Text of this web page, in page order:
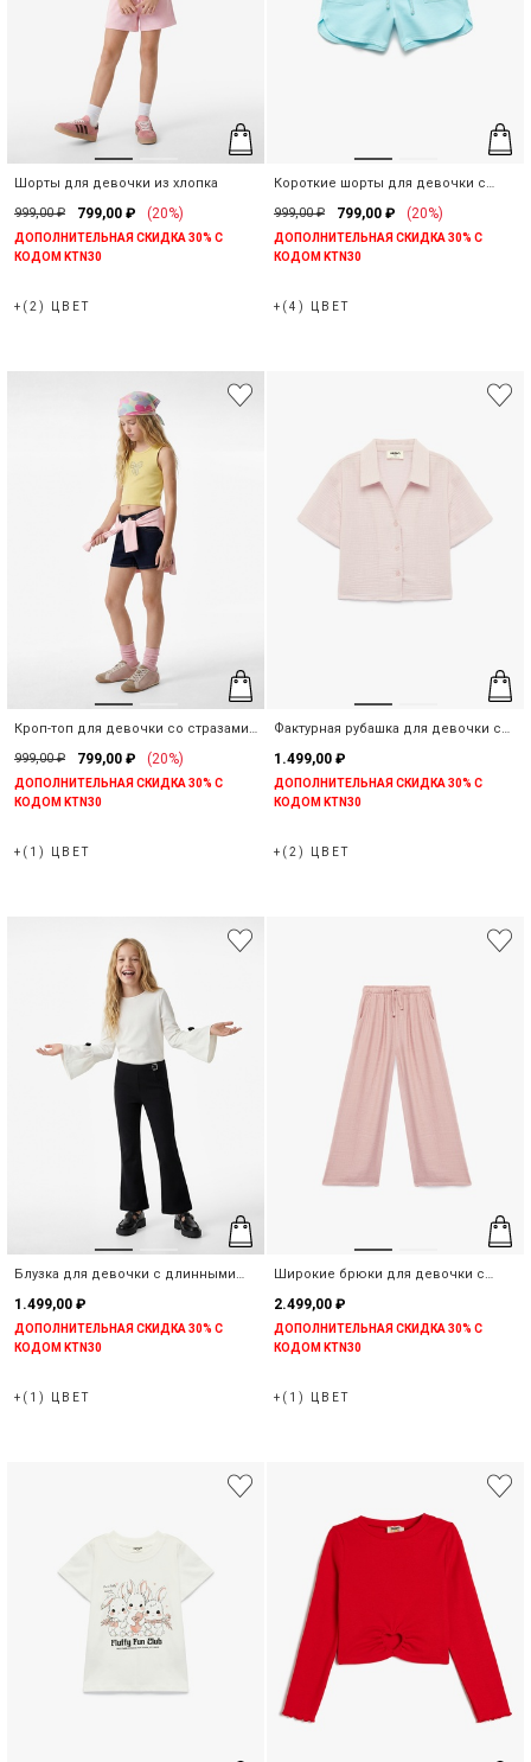
Шорты для девочки из хлопка
999,00 ₽
799,00 ₽ (20%)
ДОПОЛНИТЕЛЬНАЯ СКИДКА 30% С
КОДОМ KTN30
+(2) ЦВЕТ
Короткие шорты для девочки с
надписью из хлопка
999,00 ₽ 799,00 ₽ (20%)
ДОПОЛНИТЕЛЬНАЯ СКИДКА 30% С
КОДОМ KTN30
+(4) ЦВЕТ
Кроп-топ для девочки со стразами
999,00 ₽ 799,00 ₽ (20%)
ДОПОЛНИТЕЛЬНАЯ СКИДКА 30% С
КОДОМ KTN30
+(1) ЦВЕТ
Фактурная рубашка для девочки с
1.499,00 ₽
ДОПОЛНИТЕЛЬНАЯ СКИДКА 30% С
КОДОМ KTN30
+(2) ЦВЕТ
Блузка для девочки с длинными
1.499,00 ₽
ДОПОЛНИТЕЛЬНАЯ СКИДКА 30% С
КОДОМ KTN30
+(1) ЦВЕТ
Широкие брюки для девочки с
2.499,00 ₽
ДОПОЛНИТЕЛЬНАЯ СКИДКА 30% С
КОДОМ KTN30
+(1) ЦВЕТ
Предупреждение о наличии
Когда этот продукт будет в
адрес.
Вы можете найти нужный магазин KOTON, выбрав
информацию о стране и городе.
Выберите страну